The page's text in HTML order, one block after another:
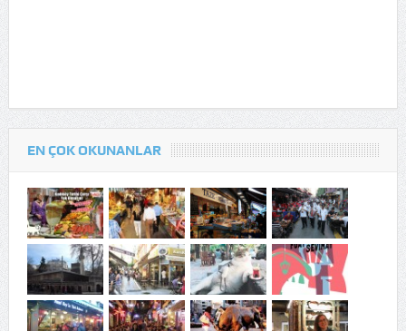
EN ÇOK OKUNANLAR